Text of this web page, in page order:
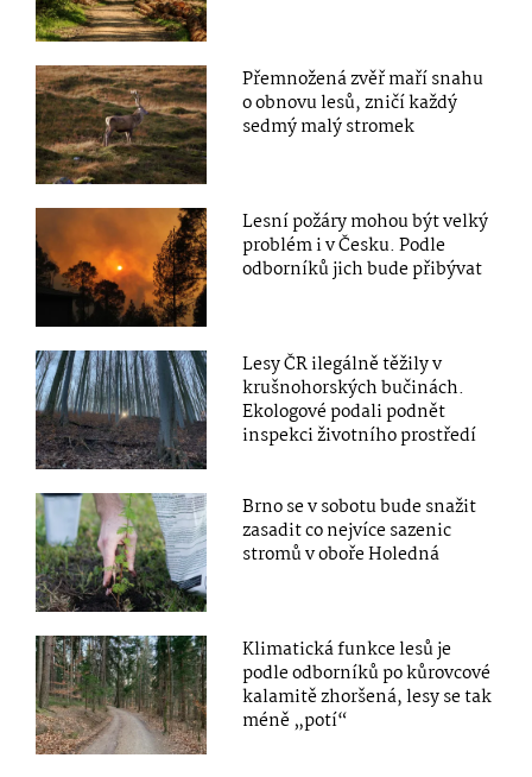
Přemnožená zvěř maří snahu
o obnovu lesů, zničí každý
sedmý malý stromek
Lesní požáry mohou být velký
problém i v Česku. Podle
odborníků jich bude přibývat
Lesy ČR ilegálně těžily v
krušnohorských bučinách.
Ekologové podali podnět
inspekci životního prostředí
Brno se v sobotu bude snažit
zasadit co nejvíce sazenic
stromů v oboře Holedná
Klimatická funkce lesů je
podle odborníků po kůrovcové
kalamitě zhoršená, lesy se tak
méně „potí“